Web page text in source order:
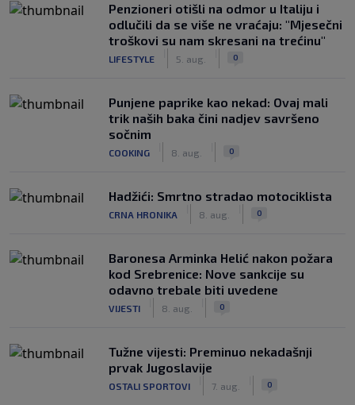
Penzioneri otišli na odmor u Italiju i
odlučili da se više ne vraćaju: "Mjesečni
troškovi su nam skresani na trećinu"
LIFESTYLE 5. aug. 0
Punjene paprike kao nekad: Ovaj mali
trik naših baka čini nadjev savršeno
sočnim
COOKING 8. aug. 0
Hadžići: Smrtno stradao motociklista
CRNA HRONIKA 8. aug. 0
Baronesa Arminka Helić nakon požara
kod Srebrenice: Nove sankcije su
odavno trebale biti uvedene
VIJESTI 8. aug. 0
Tužne vijesti: Preminuo nekadašnji
prvak Jugoslavije
OSTALI SPORTOVI 7. aug. 0